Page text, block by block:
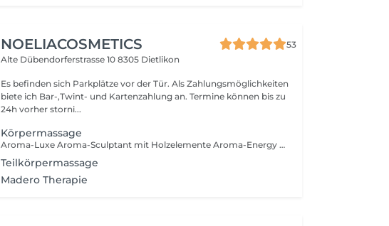
NOELIACOSMETICS
53
Alte Dübendorferstrasse 108305 Dietlikon
Es befinden sich Parkplätze vor der Tür. Als Zahlungsmöglichkeiten
biete ich Bar-,Twint- und Kartenzahlung an. Termine können bis zu
24h vorher storni...
Körpermassage
Aroma-Luxe Aroma-Sculptant mit Holzelemente Aroma-Energy mit Akupressur Aroma-Relax mit Rücken Hotstone
Teilkörpermassage
Madero Therapie